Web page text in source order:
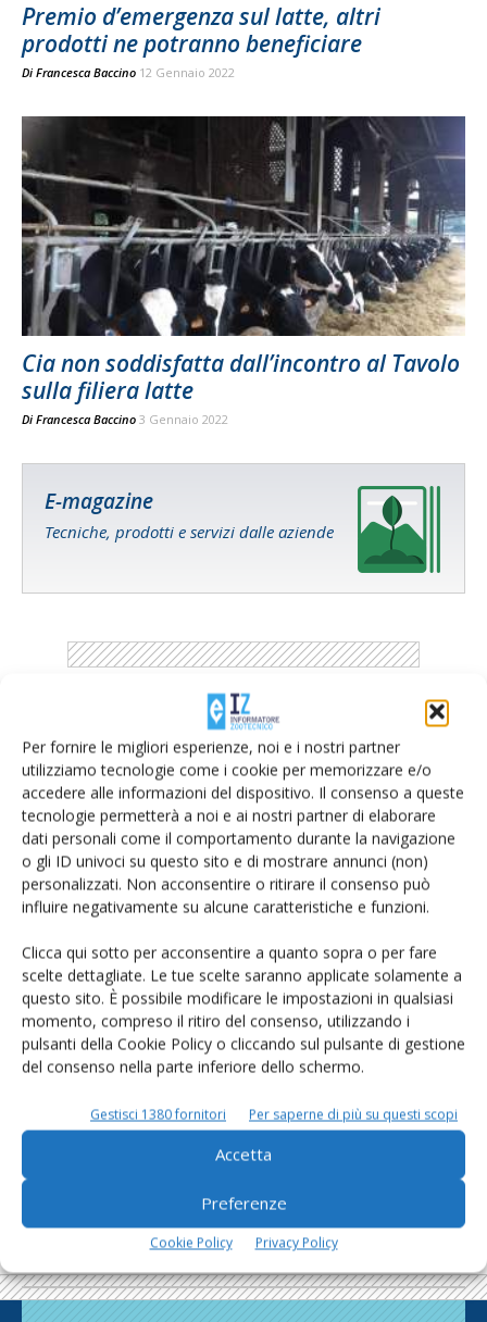
Per fornire le migliori esperienze, noi e i nostri partner
utilizziamo tecnologie come i cookie per memorizzare e/o
accedere alle informazioni del dispositivo. Il consenso a queste
tecnologie permetterà a noi e ai nostri partner di elaborare
dati personali come il comportamento durante la navigazione
o gli ID univoci su questo sito e di mostrare annunci (non)
personalizzati. Non acconsentire o ritirare il consenso può
influire negativamente su alcune caratteristiche e funzioni.
Clicca qui sotto per acconsentire a quanto sopra o per fare
scelte dettagliate. Le tue scelte saranno applicate solamente a
questo sito. È possibile modificare le impostazioni in qualsiasi
momento, compreso il ritiro del consenso, utilizzando i
pulsanti della Cookie Policy o cliccando sul pulsante di gestione
del consenso nella parte inferiore dello schermo.
Gestisci 1380 fornitori Per saperne di più su questi scopi
Accetta
Preferenze
Cookie Policy Privacy Policy
Premio d’emergenza sul latte, altri
prodotti ne potranno beneficiare
Di Francesca Baccino 12 Gennaio 2022
Cia non soddisfatta dall’incontro al Tavolo
sulla filiera latte
Di Francesca Baccino 3 Gennaio 2022
E-magazine
Tecniche, prodotti e servizi dalle aziende
Catalogo Aziende e Prodotti
Un modo semplice per cercare un'azienda o un
prodotto!
Cerca adesso
L'Esperto risponde
I consigli di Terra e Vita agli agricoltori
Cerca adesso